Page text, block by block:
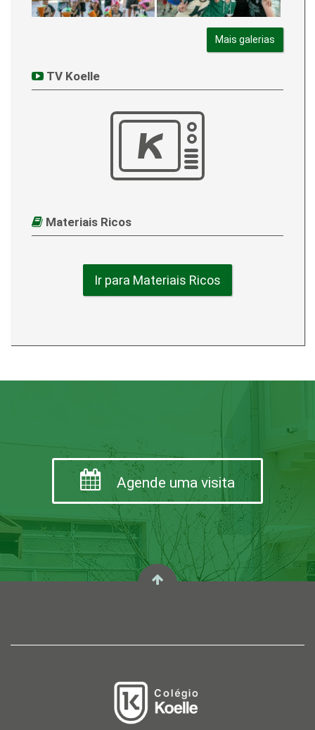
Mais galerias
TV Koelle
Materiais Ricos
Ir para Materiais Ricos
Agende uma visita